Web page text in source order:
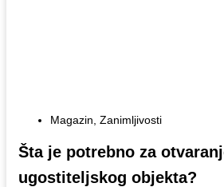
Magazin Zanimljivosti
Šta je potrebno za
ugostiteljskog objekta?